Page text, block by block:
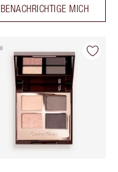
BENACHRICHTIGE MICH